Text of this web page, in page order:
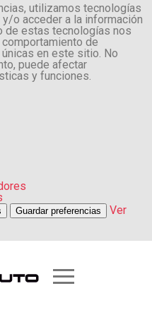
utilizamos tecnologías
o acceder a la información
de estas tecnologías nos
de
en este sitio. No
puede afectar
y funciones.
Guardar preferencias
Ver